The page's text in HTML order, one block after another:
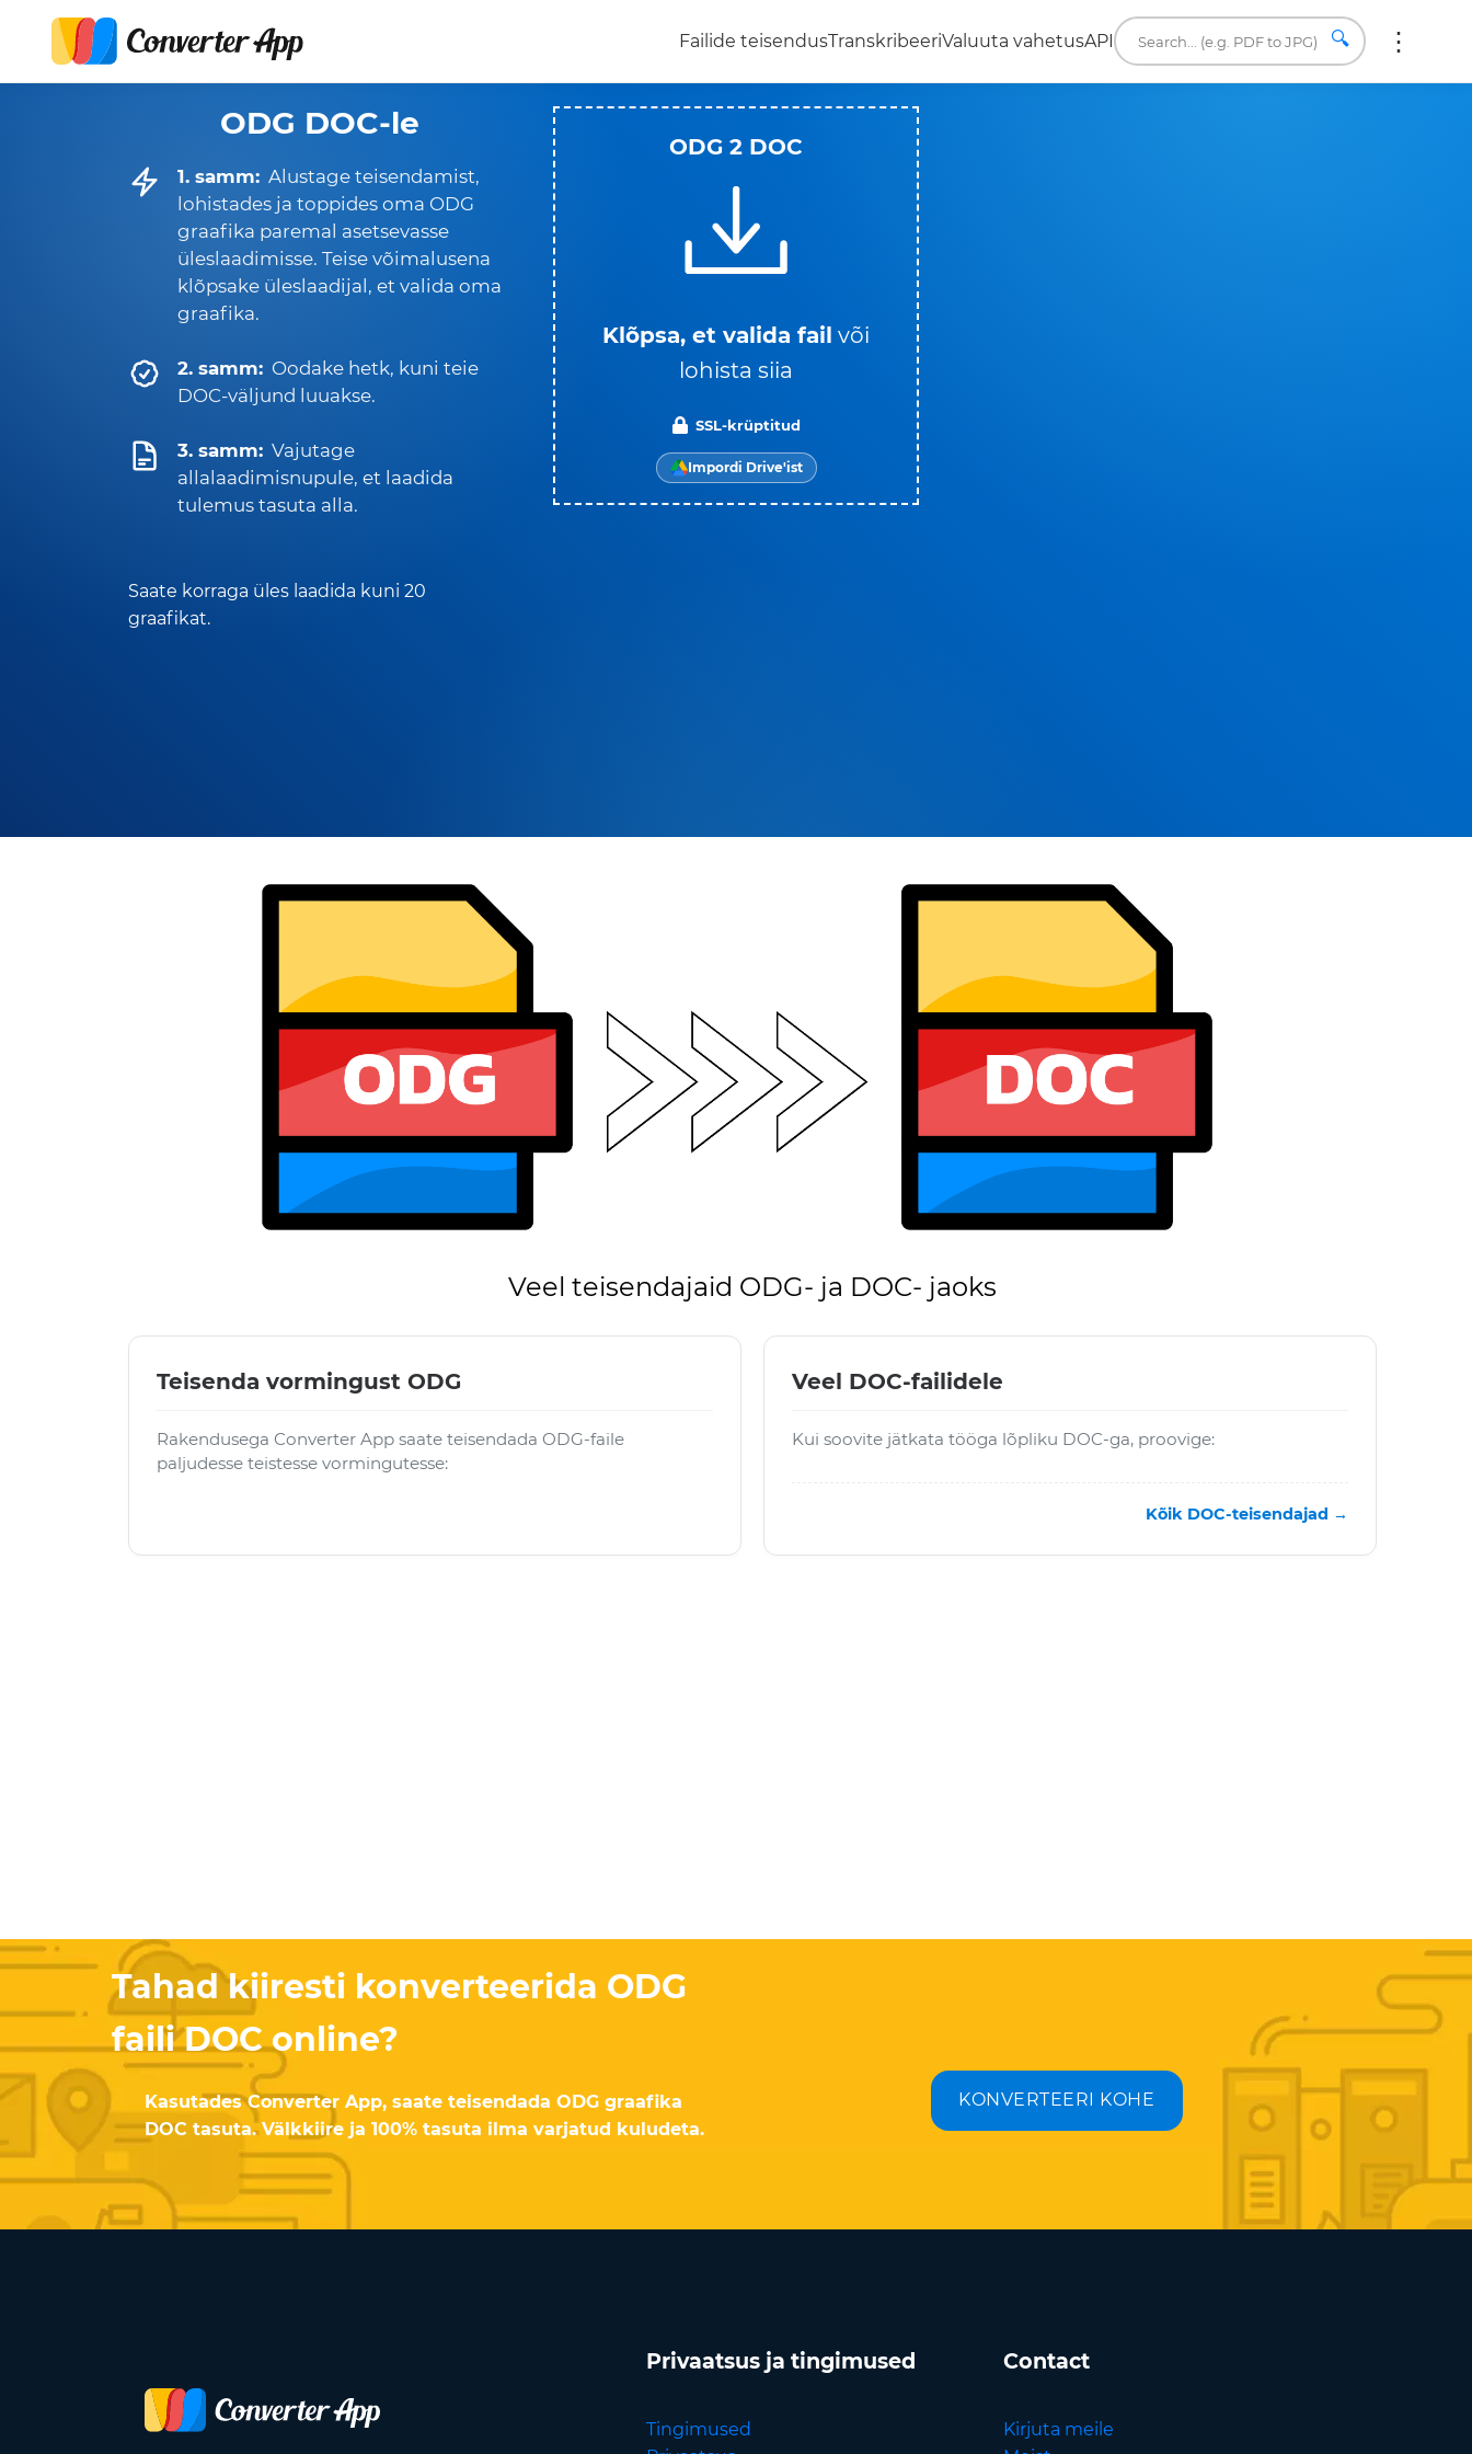
Failide teisendusTranskribeeriValuuta vahetusAPI 🔍
ODG DOC-le
1. samm: Alustage teisendamist,
lohistades ja toppides oma ODG
graafika paremal asetsevasse
üleslaadimisse. Teise võimalusena
klõpsake üleslaadijal, et valida oma
graafika.
2. samm: Oodake hetk, kuni teie
DOC-väljund luuakse.
3. samm: Vajutage
allalaadimisnupule, et laadida
tulemus tasuta alla.
Saate korraga üles laadida kuni 20
graafikat.
ODG 2 DOC
Klõpsa, et valida fail või
lohista siia
SSL-krüptitud
Impordi Drive'ist
Veel teisendajaid ODG- ja DOC- jaoks
Teisenda vormingust ODG
Rakendusega Converter App saate teisendada ODG-faile
paljudesse teistesse vormingutesse:
Veel DOC-failidele
Kui soovite jätkata tööga lõpliku DOC-ga, proovige:
Kõik DOC-teisendajad →
Tahad kiiresti konverteerida ODG
faili DOC online?
Kasutades Converter App, saate teisendada ODG graafika
DOC tasuta. Välkkiire ja 100% tasuta ilma varjatud kuludeta.
KONVERTEERI KOHE
Privaatsus ja tingimused
Tingimused
Contact
Kirjuta meile